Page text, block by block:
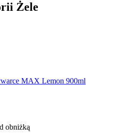
Żele
MAX Lemon 900ml
obniżką